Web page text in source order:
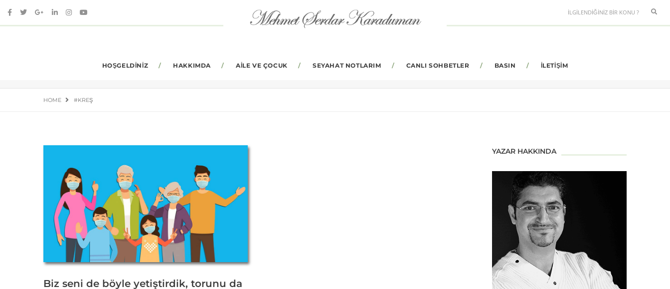
HOŞGELDINIZ HAKKIMDA AILE VE ÇOCUK SEYAHAT NOTLARIM CANLI SOHBETLER BASIN İLETIŞIM
BROWSING TAGS #KREŞ
HOME #KREŞ
Biz seni de böyle yetiştirdik, torunu da
YAZAR HAKKINDA